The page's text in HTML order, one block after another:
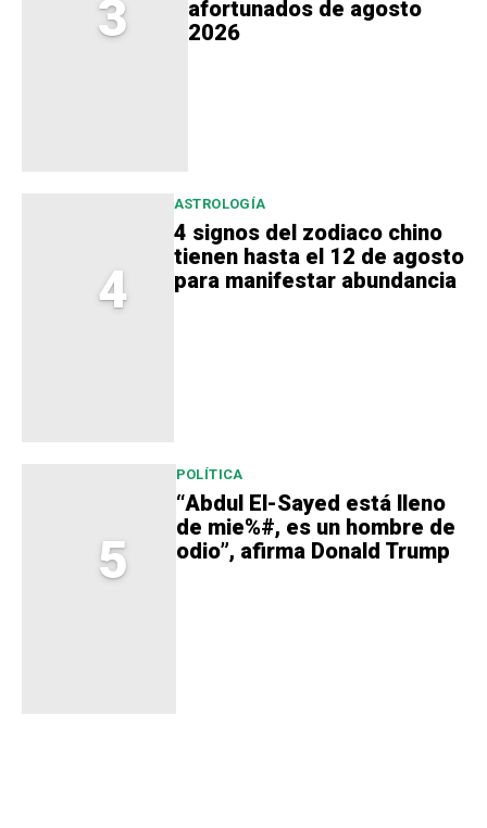
3
afortunados de agosto
2026
4
ASTROLOGÍA
4 signos del zodiaco chino
tienen hasta el 12 de agosto
para manifestar abundancia
5
POLÍTICA
“Abdul El-Sayed está lleno
de mie%#, es un hombre de
odio”, afirma Donald Trump